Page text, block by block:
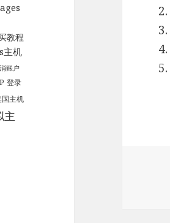
教程
主机
账户
登录
国主机
主